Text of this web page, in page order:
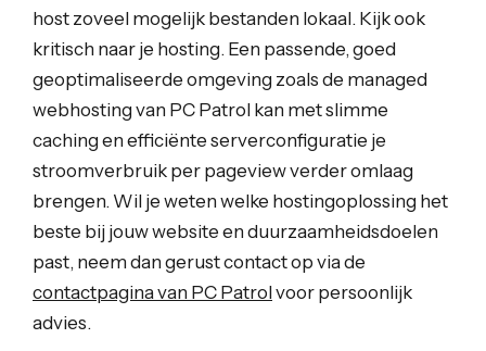
host zoveel mogelijk bestanden lokaal. Kijk ook
kritisch naar je hosting. Een passende, goed
geoptimaliseerde omgeving zoals de managed
webhosting van PC Patrol kan met slimme
caching en efficiënte serverconfiguratie je
stroomverbruik per pageview verder omlaag
brengen. Wil je weten welke hostingoplossing het
beste bij jouw website en duurzaamheidsdoelen
past, neem dan gerust contact op via de
contactpagina van PC Patrolvoor persoonlijk
advies.